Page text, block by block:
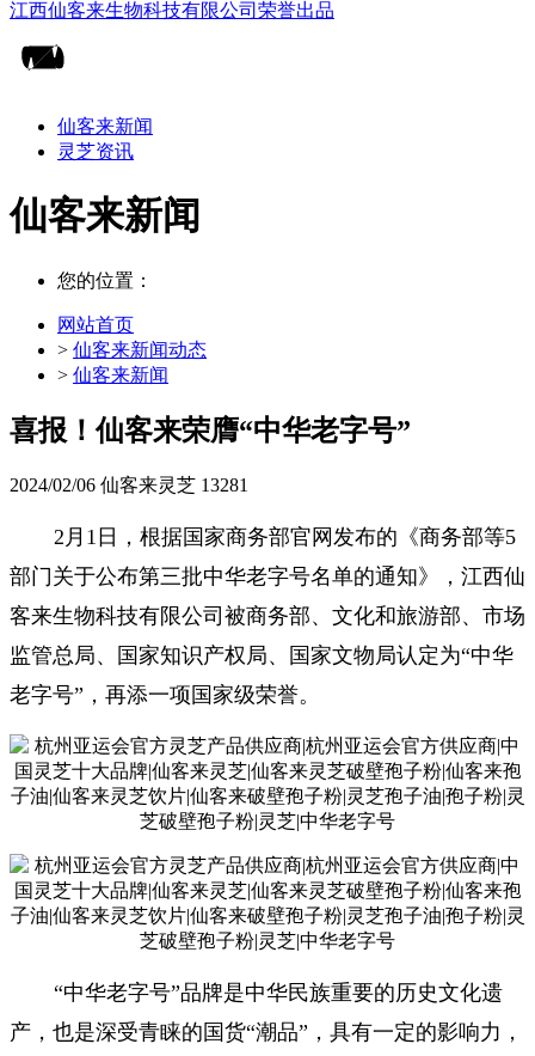
仙客来新闻
灵芝资讯
仙客来新闻
您的位置：
网站首页
> 仙客来新闻动态
> 仙客来新闻
喜报！仙客来荣膺“中华老字号”
2024/02/06 仙客来灵芝 13281
2月1日，根据国家商务部官网发布的《商务部等5
部门关于公布第三批中华老字号名单的通知》，江西仙
客来生物科技有限公司被商务部、文化和旅游部、市场
监管总局、国家知识产权局、国家文物局认定为“中华
老字号”，再添一项国家级荣誉。
“中华老字号”品牌是中华民族重要的历史文化遗
产，也是深受青睐的国货“潮品”，具有一定的影响力，